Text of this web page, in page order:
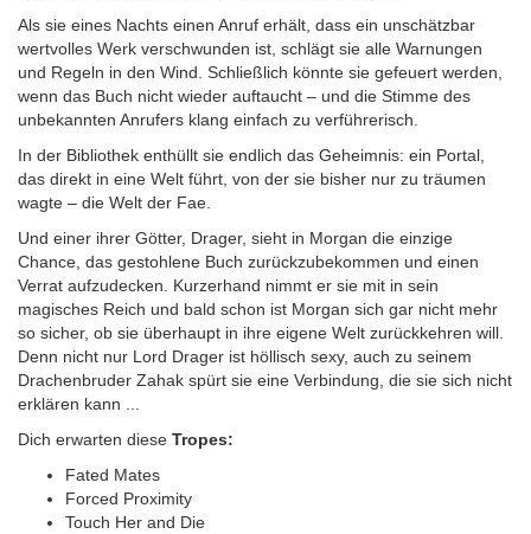
Als sie eines Nachts einen Anruf erhält, dass ein unschätzbar
wertvolles Werk verschwunden ist, schlägt sie alle Warnungen
und Regeln in den Wind. Schließlich könnte sie gefeuert werden,
wenn das Buch nicht wieder auftaucht – und die Stimme des
unbekannten Anrufers klang einfach zu verführerisch.
In der Bibliothek enthüllt sie endlich das Geheimnis: ein Portal,
das direkt in eine Welt führt, von der sie bisher nur zu träumen
wagte – die Welt der Fae.
Und einer ihrer Götter, Drager, sieht in Morgan die einzige
Chance, das gestohlene Buch zurückzubekommen und einen
Verrat aufzudecken. Kurzerhand nimmt er sie mit in sein
magisches Reich und bald schon ist Morgan sich gar nicht mehr
so sicher, ob sie überhaupt in ihre eigene Welt zurückkehren will.
Denn nicht nur Lord Drager ist höllisch sexy, auch zu seinem
Drachenbruder Zahak spürt sie eine Verbindung, die sie sich nicht
erklären kann ...
Dich erwarten diese Tropes:
Fated Mates
Forced Proximity
Touch Her and Die